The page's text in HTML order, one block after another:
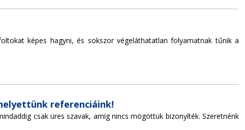
képes hagyni, és sokszor végeláthatatlan folyamatnak tűnik a
referenciáink!
csak üres szavak, amíg nincs mögöttük bizonyíték. Szeretnénk